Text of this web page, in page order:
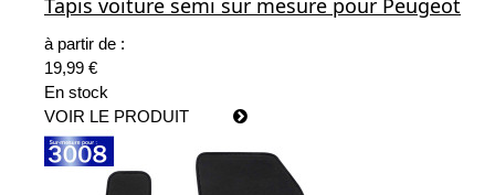
Tapis voiture semi sur mesure pour Peugeot
à partir de :
19,99 €
En stock
VOIR LE PRODUIT